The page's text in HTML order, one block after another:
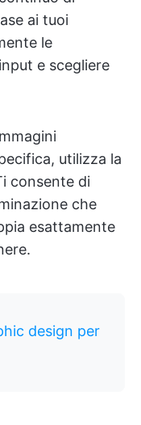
ai tuoi
le
e scegliere
utilizza la
consente di
che
esattamente
design per